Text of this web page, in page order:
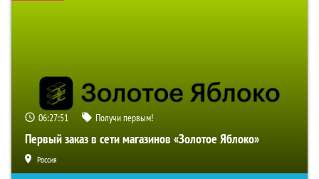
06:27:51 Получи первым!
Первый заказ в сети магазинов «Золотое Яблоко»
Россия